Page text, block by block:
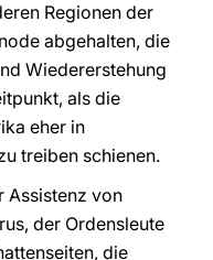
Regionen der
abgehalten, die
Wiedererstehung
als die
eher in
treiben schienen.
Assistenz von
der Ordensleute
die